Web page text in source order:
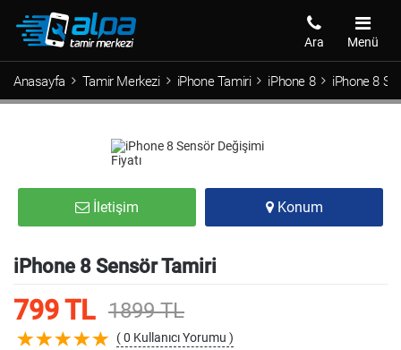
Menü
Ara
Anasayfa Tamir Merkezi iPhone Tamiri iPhone 8 iPhone 8
İletişim Konum
iPhone 8 Sensör Tamiri
799 TL 1899 TL
( 0 Kullanıcı Yorumu )